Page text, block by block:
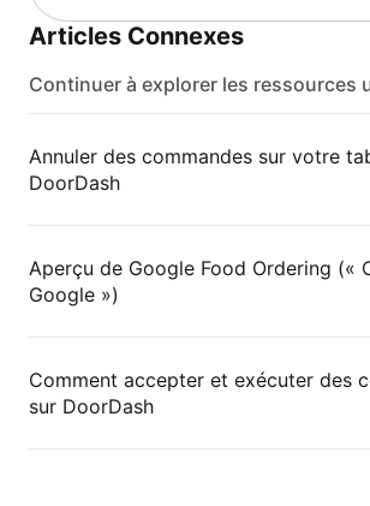
Articles Connexes
Continuer à explorer les ressources
Annuler des commandes sur votre
DoorDash
Aperçu de Google Food Ordering («
Google »)
Comment accepter et exécuter des
sur DoorDash